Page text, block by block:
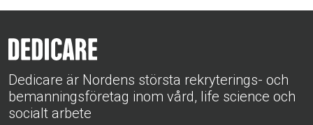
Dedicare är Nordens största rekryterings- och
bemanningsföretag inom vård, life science och
socialt arbete